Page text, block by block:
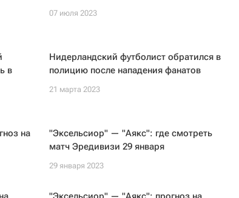
07 июля 2023
в
Нидерландский футболист обратился в
полицию после нападения фанатов
21 марта 2023
на
"Эксельсиор" — "Аякс": где смотреть
матч Эредивизи 29 января
29 января 2023